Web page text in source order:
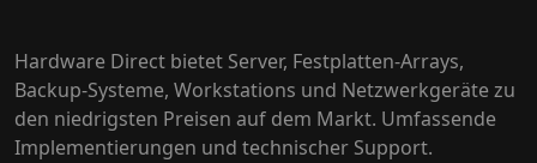
Hardware Direct bietet Server, Festplatten-Arrays,
Backup-Systeme, Workstations und Netzwerkgeräte zu
den niedrigsten Preisen auf dem Markt. Umfassende
Implementierungen und technischer Support.